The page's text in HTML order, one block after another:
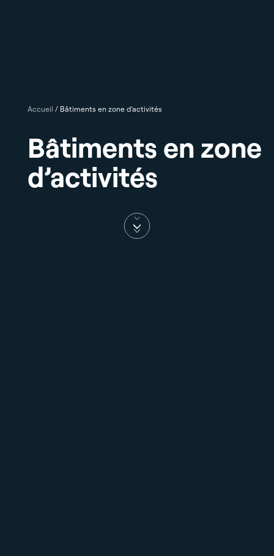
Accueil / Bâtiments en zone d’activités
Bâtiments en zone
d’activités